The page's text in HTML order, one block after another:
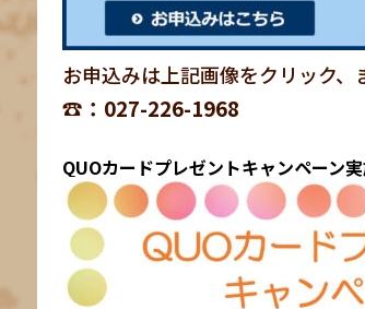
お申込みは上記画像をクリック
☎：027-226-1968
QUOカードプレゼントキャンペーン実